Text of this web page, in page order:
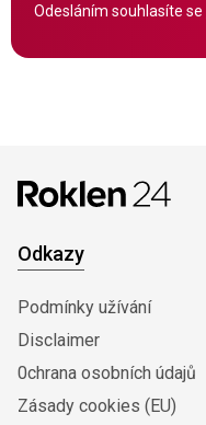
Odesláním souhlasíte se
Odkazy
Podmínky užívání
Disclaimer
0chrana osobních údajů
Zásady cookies (EU)